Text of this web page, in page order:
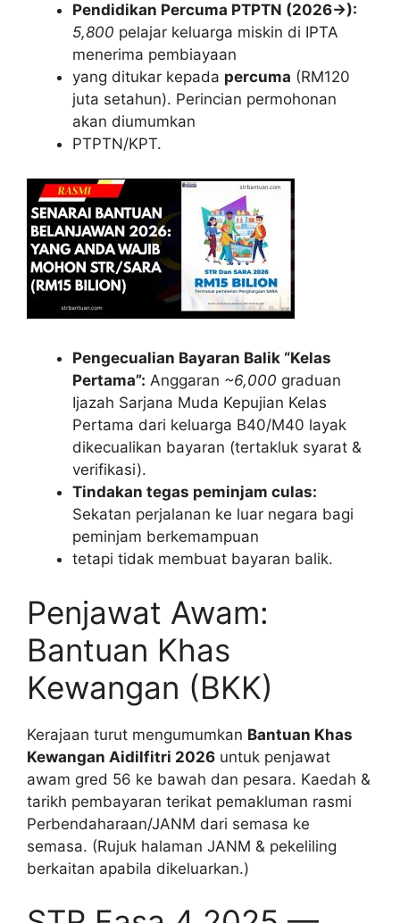
Pendidikan Percuma PTPTN (2026→):
5,800 pelajar keluarga miskin di IPTA
menerima pembiayaan
yang ditukar kepada percuma (RM120
juta setahun). Perincian permohonan
akan diumumkan
PTPTN/KPT.
Pengecualian Bayaran Balik “Kelas
Pertama”: Anggaran ~6,000 graduan
Ijazah Sarjana Muda Kepujian Kelas
Pertama dari keluarga B40/M40 layak
dikecualikan bayaran (tertakluk syarat &
verifikasi).
Tindakan tegas peminjam culas:
Sekatan perjalanan ke luar negara bagi
peminjam berkemampuan
tetapi tidak membuat bayaran balik.
Penjawat Awam:
Bantuan Khas
Kewangan (BKK)
Kerajaan turut mengumumkan Bantuan Khas
Kewangan Aidilfitri 2026 untuk penjawat
awam gred 56 ke bawah dan pesara. Kaedah &
tarikh pembayaran terikat pemakluman rasmi
Perbendaharaan/JANM dari semasa ke
semasa. (Rujuk halaman JANM & pekeliling
berkaitan apabila dikeluarkan.)